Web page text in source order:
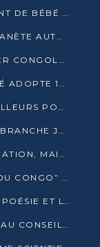
MADINGOU : UN PRÉSUMÉ TRAFIQUANT DE BÉBÉ CHIMPANZÉ FIXÉ SUR SON SORT LE 20 NOVEMBRE
À BELÉM, LE CONGO MOBILISE LA PLANÈTE AUTOUR DU FONDS BLEU POUR LE BASSIN DU CONGO
ULSAN HOLDING INVESTIT DANS LE FER CONGOLAIS
LE CONGRÈS MONDIAL DE LA LIBERTÉ ADOPTE 14 RÉSOLUTIONS HISTORIQUES
COP30 : LA BDEAC MOBILISE LES BAILLEURS POUR LE FONDS BLEU DU BASSIN DU CONGO
LES SOUVERAINISTES LANCENT LEUR BRANCHE JEUNE À BRAZZAVILLE
L’AS OTOHO, UN CLUB, UNE QUALIFICATION, MAIS ENCORE DES DOUTES
L’ONG BUTTERFLY SACRÉE “LEADER DU CONGO” AU PRIX D’EXCELLENCE 2025
STIVEN MAGE MAKANGA CÉLÈBRE LA POÉSIE ET L’HUMAIN AVEC SON RECUEIL “HECTARE”
PR. ROGER ARMAND MAKANY RÉÉLU AU CONSEIL DE L’AUF